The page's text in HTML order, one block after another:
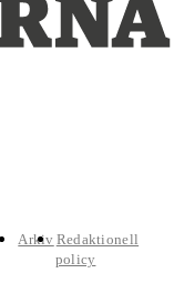
Arkiv Redaktionell
policy